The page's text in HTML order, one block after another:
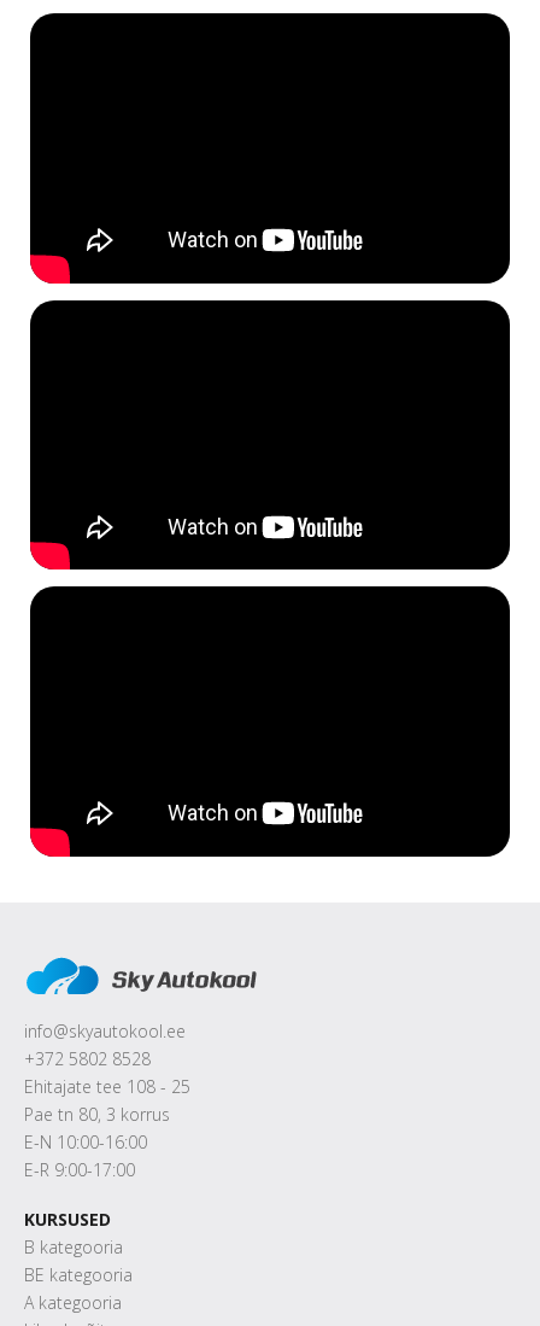
info@skyautokool.ee
+372 5802 8528
Ehitajate tee 108 - 25
Pae tn 80, 3 korrus
E-N 10:00-16:00
E-R 9:00-17:00
KURSUSED
B kategooria
BE kategooria
A kategooria